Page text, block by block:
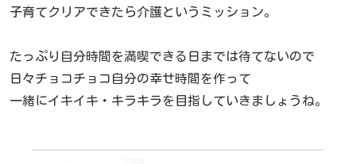
子育てクリアできたら介護というミッション。
たっぷり自分時間を満喫できる日までは待てないので
日々チョコチョコ自分の幸せ時間を作って
一緒にイキイキ・キラキラを目指していきましょうね。